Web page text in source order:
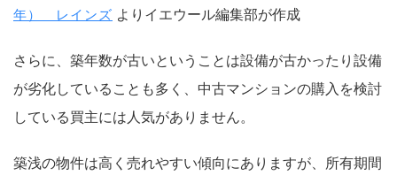
年） レインズ よりイエウール編集部が作成
さらに、築年数が古いということは設備が古かったり設備
が劣化していることも多く、中古マンションの購入を検討
している買主には人気がありません。
築浅の物件は高く売れやすい傾向にありますが、所有期間